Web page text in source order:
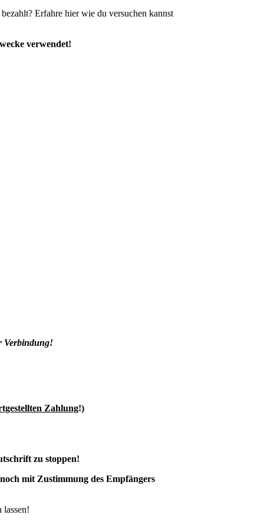
Erfahre hier wie du versuchen kannst
verwendet!
Verbindung!
Zahlung!)
zu stoppen!
mit Zustimmung des Empfängers
lassen!